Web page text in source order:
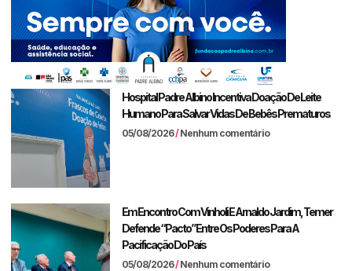
Hospital Padre Albino Incentiva Doação De Leite
Humano Para Salvar Vidas De Bebês Prematuros
05/08/2026 Nenhum comentário
Em Encontro Com Vinholi E Arnaldo Jardim, Temer
Defende “pacto” Entre Os Poderes Para A
Pacificação Do País
05/08/2026 Nenhum comentário